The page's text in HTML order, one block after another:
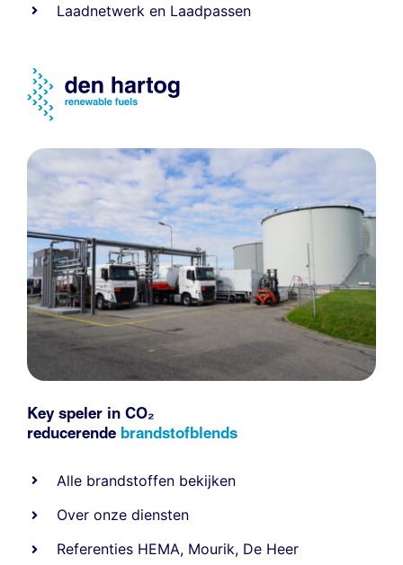
Laadnetwerk en Laadpassen
Key speler in CO₂
reducerende brandstofblends
Alle brandstoffen bekijken
Over onze diensten
Referenties HEMA, Mourik, De Heer